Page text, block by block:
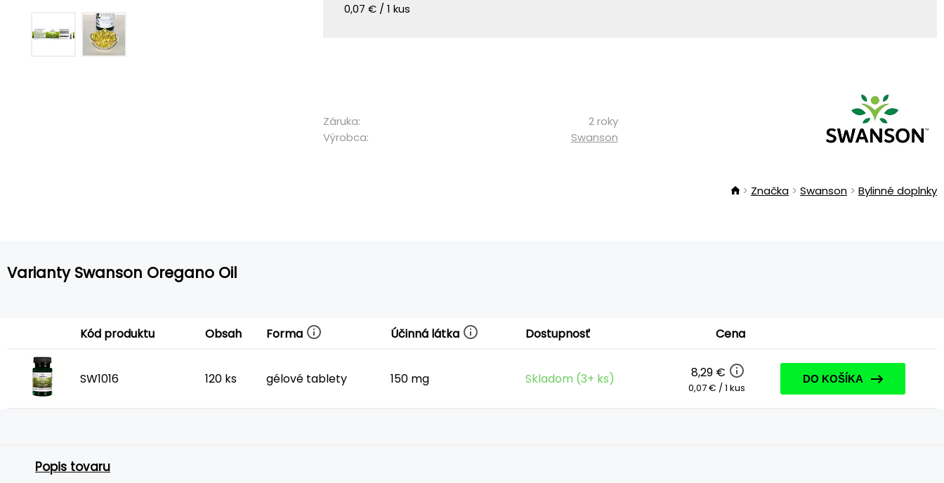
0,07 € / 1 kus
Záruka:
2 roky
Výrobca:
Swanson
Značka Swanson Bylinné doplnky
Varianty Swanson Oregano Oil
Kód produktu Obsah Forma Účinná látka Dostupnosť Cena
SW1016 120 ks gélové tablety 150 mg Skladom (3+ ks) 8,29 €
0,07 € / 1 kus
DO KOŠÍKA
Popis tovaru